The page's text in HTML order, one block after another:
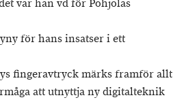
var han vd för Pohjolas
för hans insatser i ett
fingeravtryck märks framför allt
att utnyttja ny digitalteknik